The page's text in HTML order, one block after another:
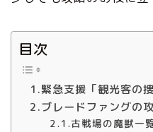
目次
1.緊急支援「観光客の捜
2.ブレードファングの
2.1.古戦場の魔獣一